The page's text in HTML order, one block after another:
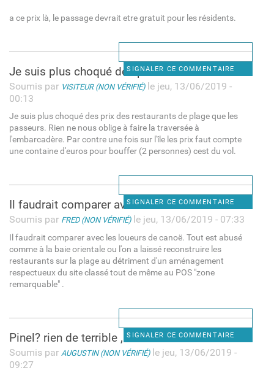
a ce prix là, le passage devrait etre gratuit pour les résidents.
SIGNALER CE COMMENTAIRE
Je suis plus choqué des prix
Soumis par VISITEUR (NON VÉRIFIÉ)le jeu, 13/06/2019 -
00:13
Je suis plus choqué des prix des restaurants de plage que les
passeurs. Rien ne nous oblige à faire la traversée à
l'embarcadère. Par contre une fois sur l'île les prix faut compte
une containe d'euros pour bouffer (2 personnes) cest du vol.
SIGNALER CE COMMENTAIRE
Il faudrait comparer avec les
Soumis par FRED (NON VÉRIFIÉ)le jeu, 13/06/2019 - 07:33
Il faudrait comparer avec les loueurs de canoë. Tout est abusé
comme à la baie orientale ou l'on a laissé reconstruire les
restaurants sur la plage au détriment d'un aménagement
respectueux du site classé tout de même au POS "zone
remarquable" .
SIGNALER CE COMMENTAIRE
Pinel? rien de terrible ,un
Soumis par AUGUSTIN (NON VÉRIFIÉ)le jeu, 13/06/2019 -
09:27